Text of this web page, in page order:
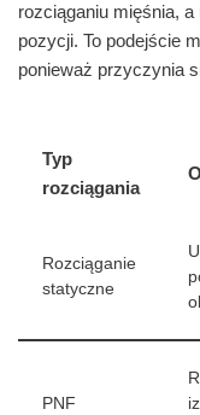
rozciąganiu mięśnia,
pozycji. To podejście
ponieważ przyczynia
Typ
rozciągania
Rozciąganie
statyczne
PNF